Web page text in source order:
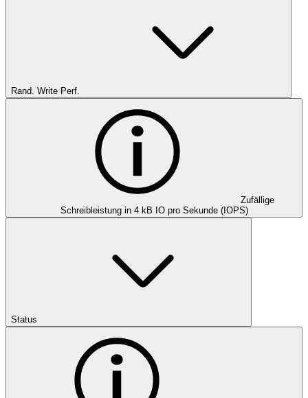
Rand. Write Perf.
Zufällige
Schreibleistung in 4 kB IO pro Sekunde (IOPS)
Status